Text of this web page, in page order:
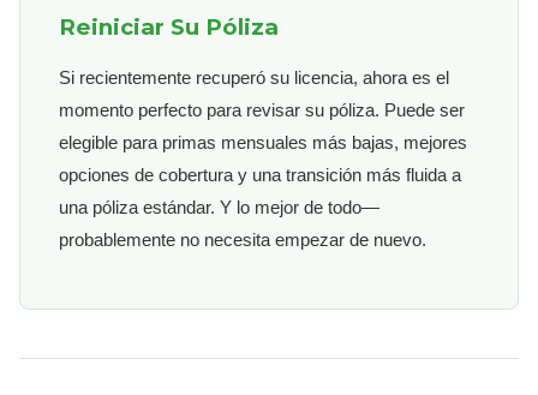
Reiniciar Su Póliza
Si recientemente recuperó su licencia, ahora es el
momento perfecto para revisar su póliza. Puede ser
elegible para primas mensuales más bajas, mejores
opciones de cobertura y una transición más fluida a
una póliza estándar. Y lo mejor de todo—
probablemente no necesita empezar de nuevo.